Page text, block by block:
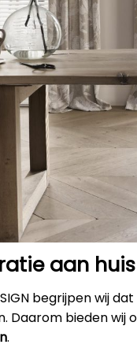
aan
begrijpen wij
Daarom bieden wij
.